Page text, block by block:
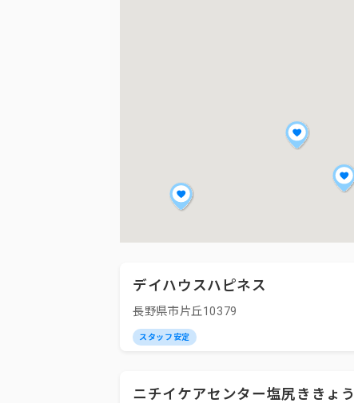
デイハウスハピネス
長野県市片丘10379
スタッフ安定
ニチイケアセンター塩尻ききょう